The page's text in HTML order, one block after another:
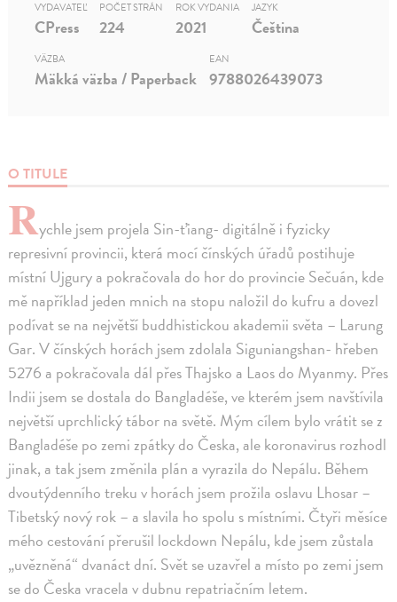
O TITULE
Rychle jsem projela Sin-ťiang- digitálně i fyzicky
represivní provincii, která mocí čínských úřadů postihuje
místní Ujgury a pokračovala do hor do provincie Sečuán, kde
mě například jeden mnich na stopu naložil do kufru a dovezl
podívat se na největší buddhistickou akademii světa – Larung
Gar. V čínských horách jsem zdolala Siguniangshan- hřeben
5276 a pokračovala dál přes Thajsko a Laos do Myanmy. Přes
Indii jsem se dostala do Bangladéše, ve kterém jsem navštívila
největší uprchlický tábor na světě. Mým cílem bylo vrátit se z
Bangladéše po zemi zpátky do Česka, ale koronavirus rozhodl
jinak, a tak jsem změnila plán a vyrazila do Nepálu. Během
dvoutýdenního treku v horách jsem prožila oslavu Lhosar –
Tibetský nový rok – a slavila ho spolu s místními. Čtyři měsíce
mého cestování přerušil lockdown Nepálu, kde jsem zůstala
„uvězněná“ dvanáct dní. Svět se uzavřel a místo po zemi jsem
se do Česka vracela v dubnu repatriačním letem.
VYDAVATEĽ
CPress
POČET STRÁN
224
ROK VYDANIA
2021
JAZYK
Čeština
VÄZBA
Mäkká väzba / Paperback
EAN
9788026439073